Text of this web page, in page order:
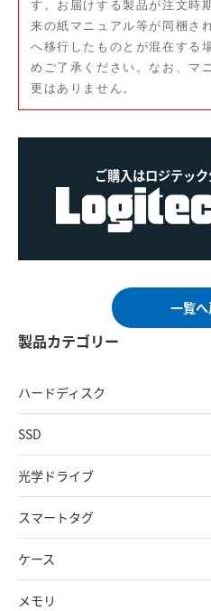
す。お届けする製品が注文時
来の紙マニュアル等が同梱さ
へ移行したものとが混在する
めご了承ください。なお、マ
更はありません。
ご購入はロジテッ
一覧
製品カテゴリー
ハードディスク
SSD
光学ドライブ
スマートタグ
ケース
メモリ